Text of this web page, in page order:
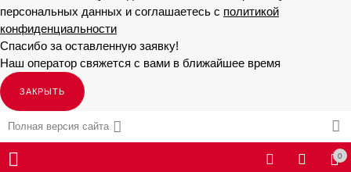
персональных данных и соглашаетесь с политикой
конфиденциальности
Спасибо за оставленную заявку!
Наш оператор свяжется с вами в ближайшее время
ЗАКРЫТЬ
Полная версия сайта
0